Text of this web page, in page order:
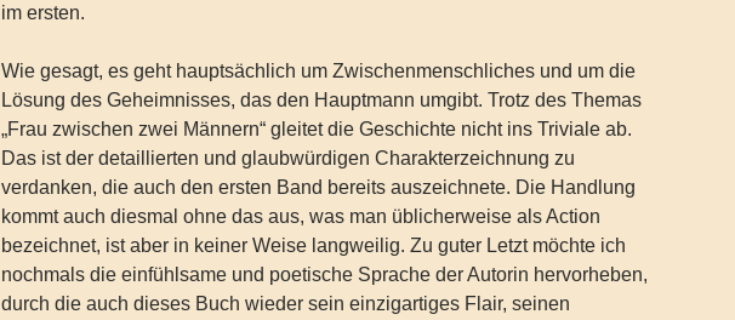
im ersten.
Wie gesagt, es geht hauptsächlich um Zwischenmenschliches und um die
Lösung des Geheimnisses, das den Hauptmann umgibt. Trotz des Themas
„Frau zwischen zwei Männern“ gleitet die Geschichte nicht ins Triviale ab.
Das ist der detaillierten und glaubwürdigen Charakterzeichnung zu
verdanken, die auch den ersten Band bereits auszeichnete. Die Handlung
kommt auch diesmal ohne das aus, was man üblicherweise als Action
bezeichnet, ist aber in keiner Weise langweilig. Zu guter Letzt möchte ich
nochmals die einfühlsame und poetische Sprache der Autorin hervorheben,
durch die auch dieses Buch wieder sein einzigartiges Flair, seinen